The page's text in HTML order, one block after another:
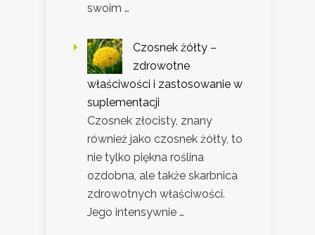
swoim …
Czosnek żółty –
zdrowotne
właściwości i zastosowanie w
suplementacji
Czosnek złocisty, znany
również jako czosnek żółty, to
nie tylko piękna roślina
ozdobna, ale także skarbnica
zdrowotnych właściwości.
Jego intensywnie …